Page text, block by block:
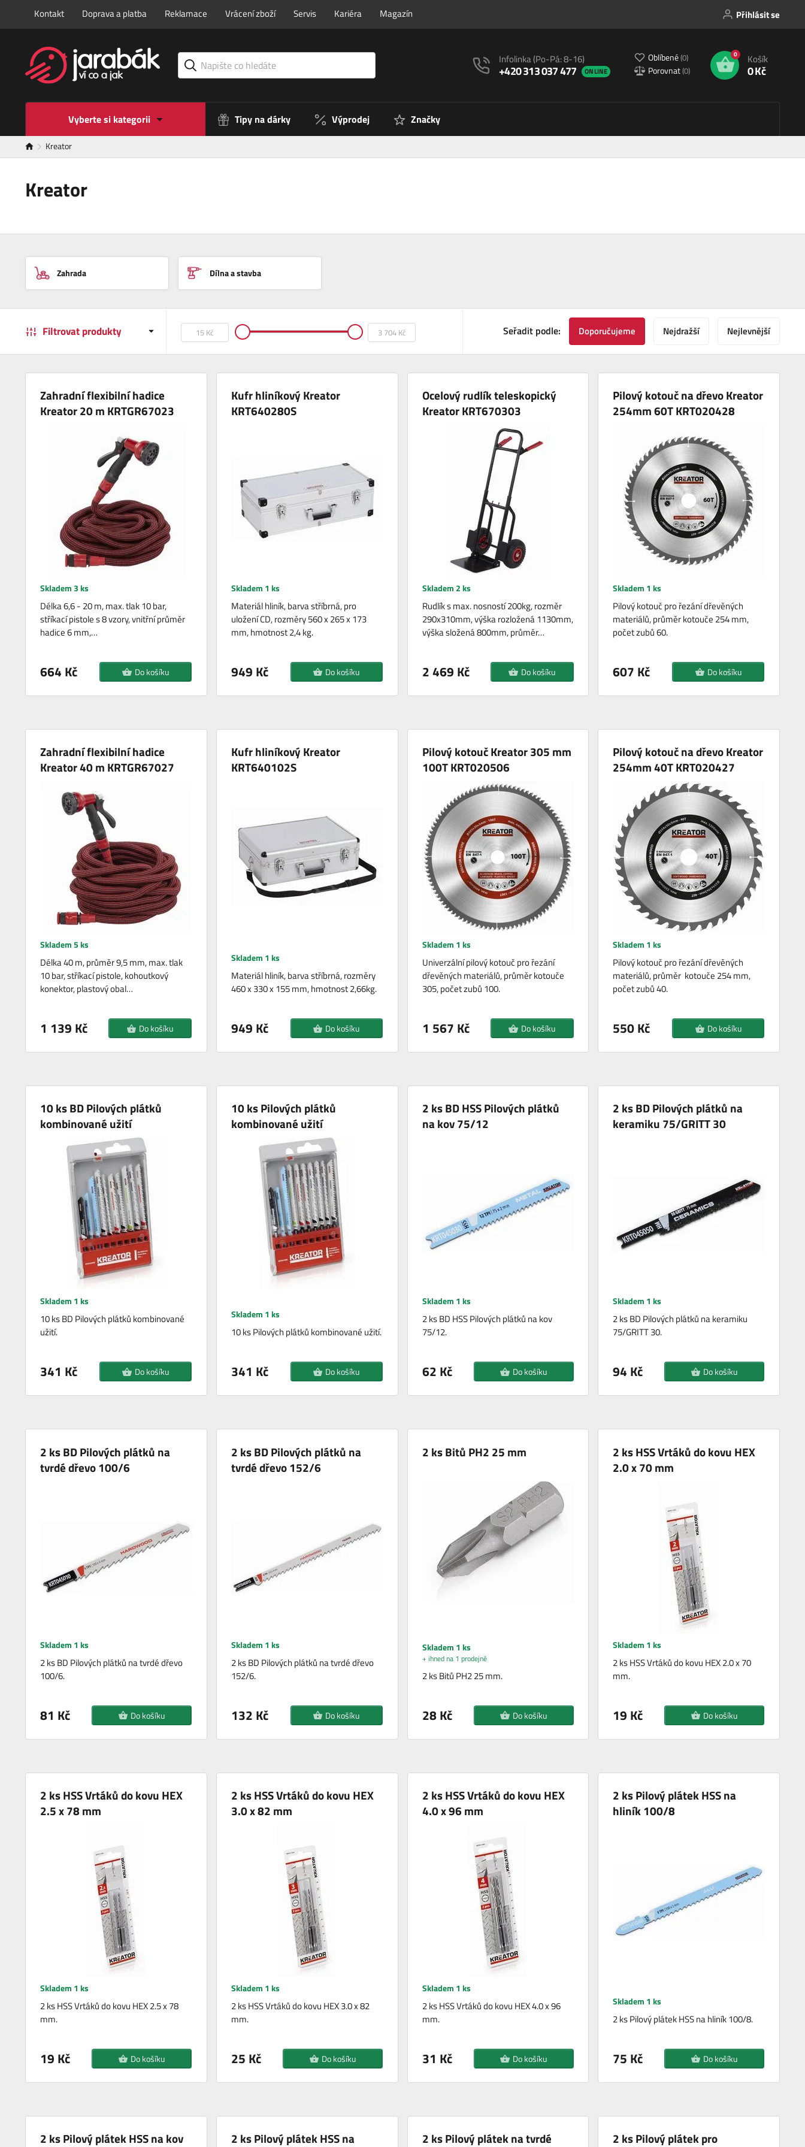
Kontakt Doprava a platba Reklamace Vrácení zboží Servis Kariéra Magazín Přihlásit se
Infolinka(Po-Pá: 8-16)
+420 313 037 477 ONLINE
Oblíbené(0)
Porovnat(0)
0 Košík
0 Kč
Vyberte si kategorii Tipy na dárky Výprodej Značky
Kreator
Kreator
Zahrada Dílna a stavba
Filtrovat produkty Seřadit podle: Doporučujeme Nejdražší Nejlevnější
Zahradní flexibilní hadice
Kreator 20 m KRTGR67023
Skladem 3 ks
Délka 6,6 - 20 m, max. tlak 10 bar,
stříkací pistole s 8 vzory, vnitřní průměr
hadice 6 mm,…
664 Kč Do košíku
Kufr hliníkový Kreator
KRT640280S
Skladem 1 ks
Materiál hliník, barva stříbrná, pro
uložení CD, rozměry 560 x 265 x 173
mm, hmotnost 2,4 kg.
949 Kč Do košíku
Ocelový rudlík teleskopický
Kreator KRT670303
Skladem 2 ks
Rudlík s max. nosností 200kg, rozměr
290x310mm, výška rozložená 1130mm,
výška složená 800mm, průměr…
2 469 Kč Do košíku
Pilový kotouč na dřevo Kreator
254mm 60T KRT020428
Skladem 1 ks
Pilový kotouč pro řezání dřevěných
materiálů, průměr kotouče 254 mm,
počet zubů 60.
607 Kč Do košíku
Zahradní flexibilní hadice
Kreator 40 m KRTGR67027
Skladem 5 ks
Délka 40 m, průměr 9,5 mm, max. tlak
10 bar, stříkací pistole, kohoutkový
konektor, plastový obal…
1 139 Kč Do košíku
Kufr hliníkový Kreator
KRT640102S
Skladem 1 ks
Materiál hliník, barva stříbrná, rozměry
460 x 330 x 155 mm, hmotnost 2,66kg.
949 Kč Do košíku
Pilový kotouč Kreator 305 mm
100T KRT020506
Skladem 1 ks
Univerzální pilový kotouč pro řezání
dřevěných materiálů, průměr kotouče
305, počet zubů 100.
1 567 Kč Do košíku
Pilový kotouč na dřevo Kreator
254mm 40T KRT020427
Skladem 1 ks
Pilový kotouč pro řezání dřevěných
materiálů, průměr kotouče 254 mm,
počet zubů 40.
550 Kč Do košíku
10 ks BD Pilových plátků
kombinované užití
Skladem 1 ks
10 ks BD Pilových plátků kombinované
užití.
341 Kč Do košíku
10 ks Pilových plátků
kombinované užití
Skladem 1 ks
10 ks Pilových plátků kombinované užití.
341 Kč Do košíku
2 ks BD HSS Pilových plátků
na kov 75/12
Skladem 1 ks
2 ks BD HSS Pilových plátků na kov
75/12.
62 Kč Do košíku
2 ks BD Pilových plátků na
keramiku 75/GRITT 30
Skladem 1 ks
2 ks BD Pilových plátků na keramiku
75/GRITT 30.
94 Kč Do košíku
2 ks BD Pilových plátků na
tvrdé dřevo 100/6
Skladem 1 ks
2 ks BD Pilových plátků na tvrdé dřevo
100/6.
81 Kč Do košíku
2 ks BD Pilových plátků na
tvrdé dřevo 152/6
Skladem 1 ks
2 ks BD Pilových plátků na tvrdé dřevo
152/6.
132 Kč Do košíku
2 ks Bitů PH2 25 mm
Skladem 1 ks
+ ihned na 1 prodejně
2 ks Bitů PH2 25 mm.
28 Kč Do košíku
2 ks HSS Vrtáků do kovu HEX
2.0 x 70 mm
Skladem 1 ks
2 ks HSS Vrtáků do kovu HEX 2.0 x 70
mm.
19 Kč Do košíku
2 ks HSS Vrtáků do kovu HEX
2.5 x 78 mm
Skladem 1 ks
2 ks HSS Vrtáků do kovu HEX 2.5 x 78
mm.
19 Kč Do košíku
2 ks HSS Vrtáků do kovu HEX
3.0 x 82 mm
Skladem 1 ks
2 ks HSS Vrtáků do kovu HEX 3.0 x 82
mm.
25 Kč Do košíku
2 ks HSS Vrtáků do kovu HEX
4.0 x 96 mm
Skladem 1 ks
2 ks HSS Vrtáků do kovu HEX 4.0 x 96
mm.
31 Kč Do košíku
2 ks Pilový plátek HSS na
hliník 100/8
Skladem 1 ks
2 ks Pilový plátek HSS na hliník 100/8.
75 Kč Do košíku
2 ks Pilový plátek HSS na kov
2 ks Pilový plátek HSS na
2 ks Pilový plátek na tvrdé
2 ks Pilový plátek pro